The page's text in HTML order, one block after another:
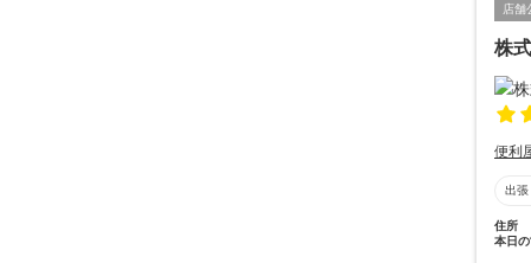
店舗
株
便利
出張
住所
本日